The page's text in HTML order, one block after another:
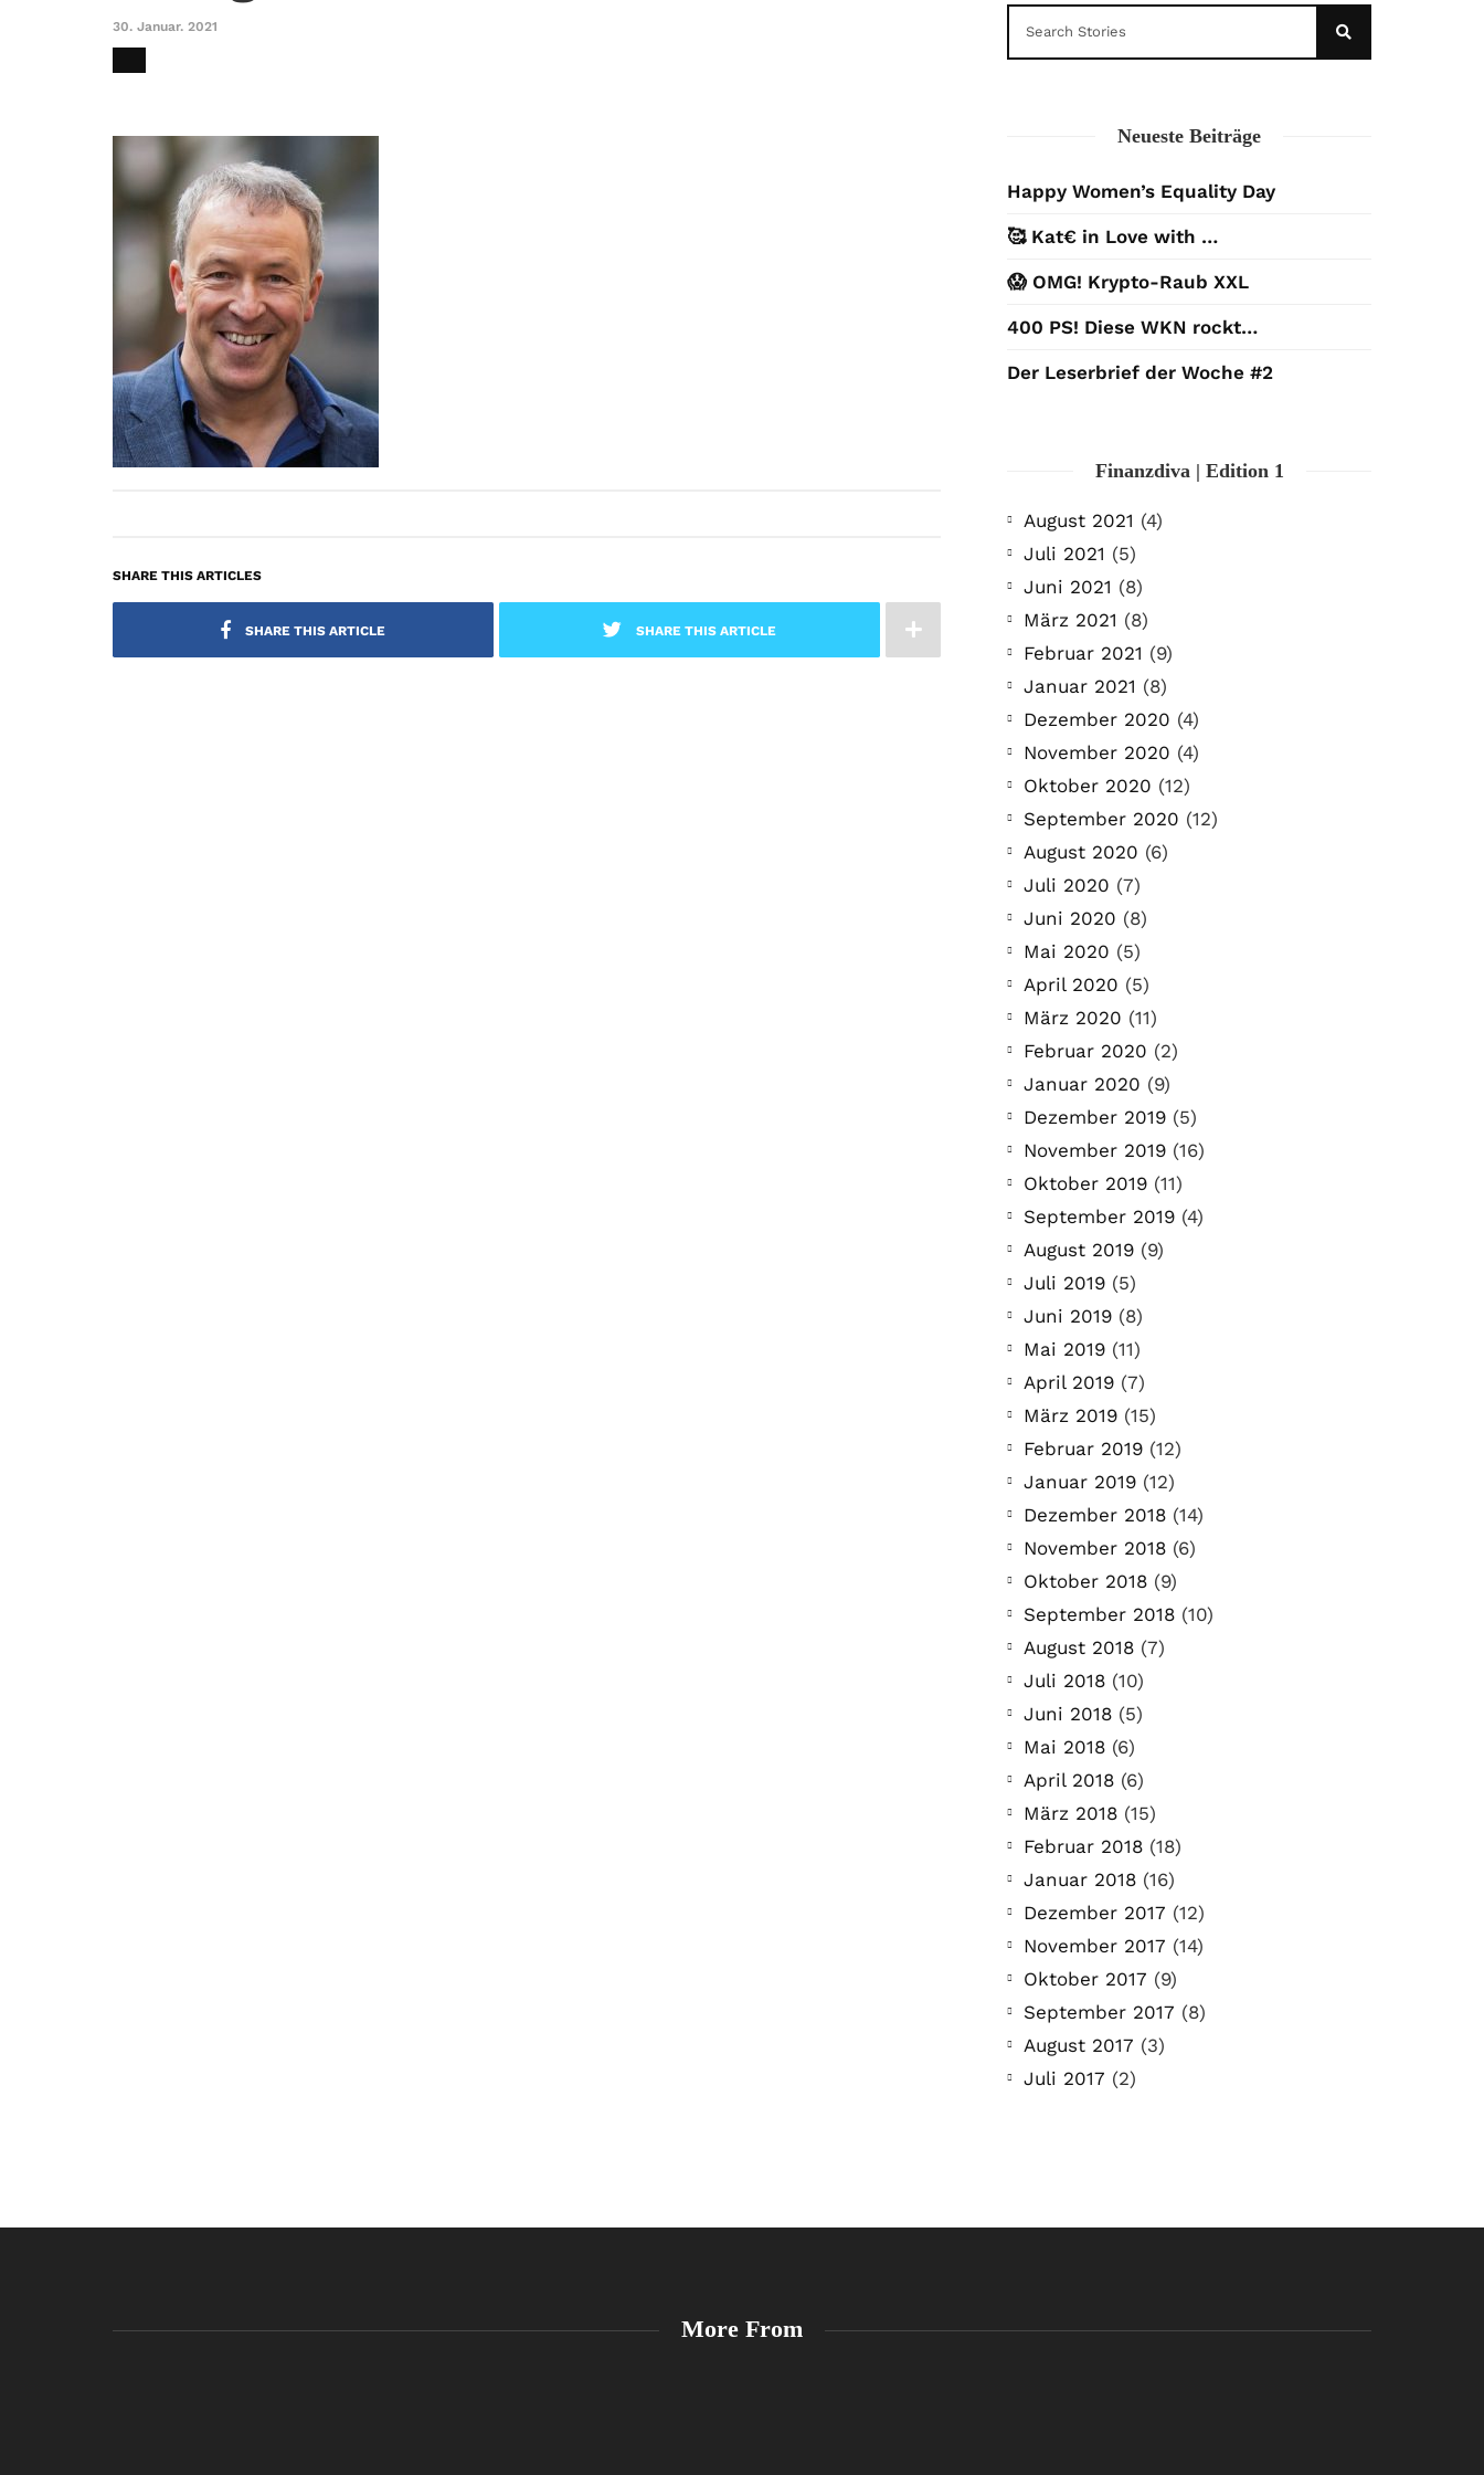
30. Januar. 2021
SHARE THIS ARTICLES
SHARE THIS ARTICLE SHARE THIS ARTICLE
Neueste Beiträge
Happy Women’s Equality Day
🥰 Kat€ in Love with …
😱 OMG! Krypto-Raub XXL
400 PS! Diese WKN rockt…
Der Leserbrief der Woche #2
Finanzdiva | Edition 1
August 2021 (4)
Juli 2021 (5)
Juni 2021 (8)
März 2021 (8)
Februar 2021 (9)
Januar 2021 (8)
Dezember 2020 (4)
November 2020 (4)
Oktober 2020 (12)
September 2020 (12)
August 2020 (6)
Juli 2020 (7)
Juni 2020 (8)
Mai 2020 (5)
April 2020 (5)
März 2020 (11)
Februar 2020 (2)
Januar 2020 (9)
Dezember 2019 (5)
November 2019 (16)
Oktober 2019 (11)
September 2019 (4)
August 2019 (9)
Juli 2019 (5)
Juni 2019 (8)
Mai 2019 (11)
April 2019 (7)
März 2019 (15)
Februar 2019 (12)
Januar 2019 (12)
Dezember 2018 (14)
November 2018 (6)
Oktober 2018 (9)
September 2018 (10)
August 2018 (7)
Juli 2018 (10)
Juni 2018 (5)
Mai 2018 (6)
April 2018 (6)
März 2018 (15)
Februar 2018 (18)
Januar 2018 (16)
Dezember 2017 (12)
November 2017 (14)
Oktober 2017 (9)
September 2017 (8)
August 2017 (3)
Juli 2017 (2)
More From